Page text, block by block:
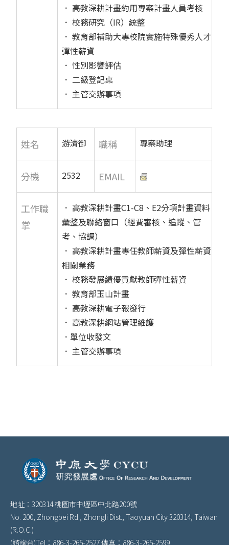
． 高教深耕計畫約用專案計畫人員考核
． 校務研究（IR）統整
． 教育部補助大專校院實施特殊優秀人才
彈性薪資
． 性別影響評估
． 二級登記桌
． 主管交辦事項
姓名 游清御 職稱 專案助理
分機 2532 EMAIL
工作職
掌
． 高教深耕計畫C1-C8、E2分項計畫資料
彙整及聯絡窗口（經費審核、追蹤、管
考、協調）
． 高教深耕計畫專任教師薪資及彈性薪資
相關業務
． 校務發展績優貢獻教師彈性薪資
． 教育部玉山計畫
． 高教深耕電子報發行
． 高教深耕網站管理維護
．單位收發文
． 主管交辦事項
地址：320314 桃園市中壢區中北路200號
No. 200, Zhongbei Rd., Zhongli Dist., Taoyuan City 320314, Taiwan
(R.O.C.)
(諮詢台)Tel：886-3-265-2527 傳真：886-3-265-2599